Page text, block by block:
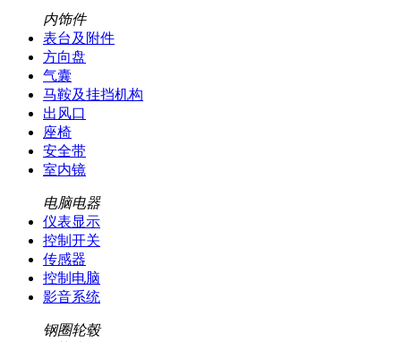
内饰件
表台及附件
方向盘
气囊
马鞍及挂挡机构
出风口
座椅
安全带
室内镜
电脑电器
仪表显示
控制开关
传感器
控制电脑
影音系统
钢圈轮毂